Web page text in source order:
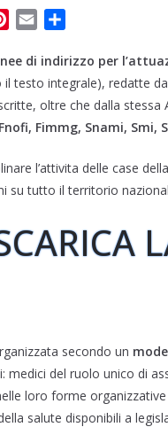
n
t
e
r
s
t
a
i
l
n
d
v
d
i
di indirizzo per
il testo integrale), redatte
oltre che dalla stessa
Fimmg, Snami,
l’attivita delle case
su tutto il territorio
secondo un
medici del ruolo unico di
loro forme
salute disponibili a